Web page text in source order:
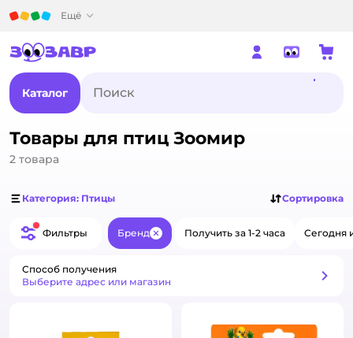
Ещё
Каталог
Товары для птиц Зоомир
2 товара
Категория: Птицы Сортировка
Фильтры Бренд ЗакрытьПолучить за 1-2 часа Сегодня
Способ получения
Выберите адрес или магазин